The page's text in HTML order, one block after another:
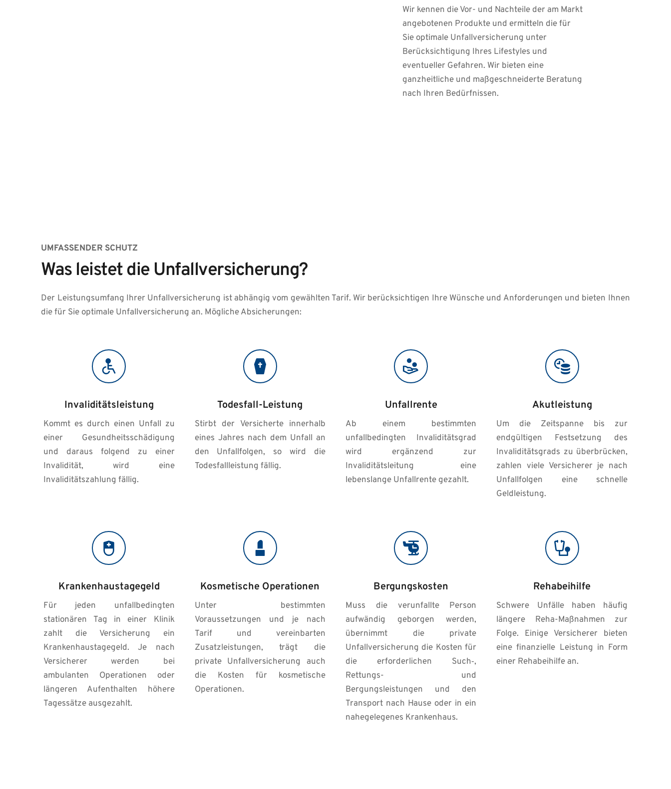
Wir kennen die Vor- und Nachteile der am Markt
angebotenen Produkte und ermitteln die für
Sie optimale Unfallversicherung unter
Berücksichtigung Ihres Lifestyles und
eventueller Gefahren. Wir bieten eine
ganzheitliche und maßgeschneiderte Beratung
nach Ihren Bedürfnissen.
UMFASSENDER SCHUTZ
Was leistet die Unfallversicherung?
Der Leistungsumfang Ihrer Unfallversicherung ist abhängig vom gewählten Tarif. Wir berücksichtigen Ihre Wünsche und Anforderungen und bieten Ihnen
die für Sie optimale Unfallversicherung an. Mögliche Absicherungen:
Invaliditätsleistung
Kommt es durch einen Unfall zu
einer Gesundheitsschädigung
und daraus folgend zu einer
Invalidität, wird eine
Invaliditätszahlung fällig.
Todesfall-Leistung
Stirbt der Versicherte innerhalb
eines Jahres nach dem Unfall an
den Unfallfolgen, so wird die
Todesfallleistung fällig.
Unfallrente
Ab einem bestimmten
unfallbedingten Invaliditätsgrad
wird ergänzend zur
Invaliditätsleitung eine
lebenslange Unfallrente gezahlt.
Akutleistung
Um die Zeitspanne bis zur
endgültigen Festsetzung des
Invaliditätsgrads zu überbrücken,
zahlen viele Versicherer je nach
Unfallfolgen eine schnelle
Geldleistung.
Krankenhaustagegeld
Für jeden unfallbedingten
stationären Tag in einer Klinik
zahlt die Versicherung ein
Krankenhaustagegeld. Je nach
Versicherer werden bei
ambulanten Operationen oder
längeren Aufenthalten höhere
Tagessätze ausgezahlt.
Kosmetische Operationen
Unter bestimmten
Voraussetzungen und je nach
Tarif und vereinbarten
Zusatzleistungen, trägt die
private Unfallversicherung auch
die Kosten für kosmetische
Operationen.
Bergungskosten
Muss die verunfallte Person
aufwändig geborgen werden,
übernimmt die private
Unfallversicherung die Kosten für
die erforderlichen Such‑,
Rettungs- und
Bergungsleistungen und den
Transport nach Hause oder in ein
nahegelegenes Krankenhaus.
Rehabeihilfe
Schwere Unfälle haben häufig
längere Reha-Maßnahmen zur
Folge. Einige Versicherer bieten
eine finanzielle Leistung in Form
einer Rehabeihilfe an.